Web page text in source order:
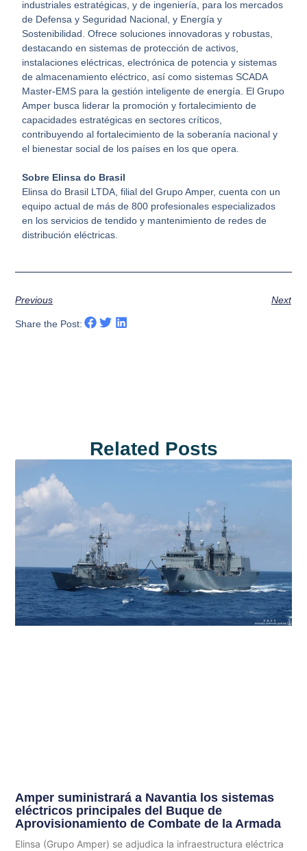
industriales estratégicas, y de ingeniería, para los mercados
de Defensa y Seguridad Nacional, y Energía y
Sostenibilidad. Ofrece soluciones innovadoras y robustas,
destacando en sistemas de protección de activos,
instalaciones eléctricas, electrónica de potencia y sistemas
de almacenamiento eléctrico, así como sistemas SCADA
Master-EMS para la gestión inteligente de energía. El Grupo
Amper busca liderar la promoción y fortalecimiento de
capacidades estratégicas en sectores críticos,
contribuyendo al fortalecimiento de la soberanía nacional y
el bienestar social de los países en los que opera.
Sobre Elinsa do Brasil
Elinsa do Brasil LTDA, filial del Grupo Amper, cuenta con un
equipo actual de más de 800 profesionales especializados
en los servicios de tendido y mantenimiento de redes de
distribución eléctricas.
Previous Next
Share the Post:
Related Posts
Amper suministrará a Navantia los sistemas
eléctricos principales del Buque de
Aprovisionamiento de Combate de la Armada
Elinsa (Grupo Amper) se adjudica la infraestructura eléctrica